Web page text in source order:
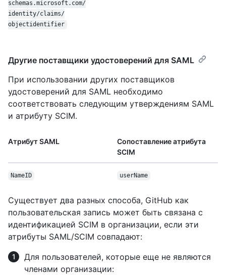
schemas.microsoft.com/
identity/claims/
objectidentifier
Другие поставщики удостоверений для SAML
При использовании других поставщиков
удостоверений для SAML необходимо
соответствовать следующим утверждениям SAML
и атрибуту SCIM.
Атрибут SAML
Сопоставление атрибута
SCIM
NameID userName
Существует два разных способа, GitHub как
пользовательская запись может быть связана с
идентификацией SCIM в организации, если эти
атрибуты SAML/SCIM совпадают:
Для пользователей, которые еще не являются
членами организации: